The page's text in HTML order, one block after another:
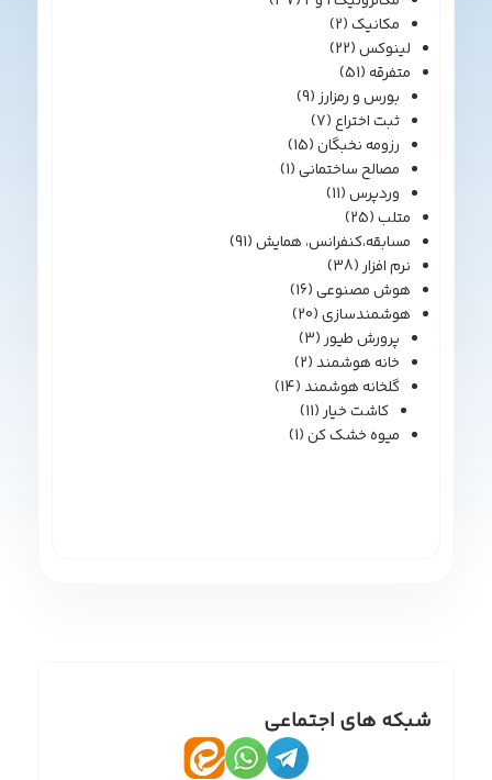
مکانیک(2)
لینوکس(22)
متفرقه(51)
بورس و رمزارز(9)
ثبت اختراع(7)
رزومه نخبگان(15)
مصالح ساختمانی(1)
وردپرس(11)
متلب(25)
مسابقه،کنفرانس، همایش(91)
نرم افزار(38)
هوش مصنوعی(16)
هوشمندسازی(20)
پرورش طیور(3)
خانه هوشمند(2)
گلخانه هوشمند(14)
کاشت خیار(11)
میوه خشک کن(1)
شبکه های اجتماعی